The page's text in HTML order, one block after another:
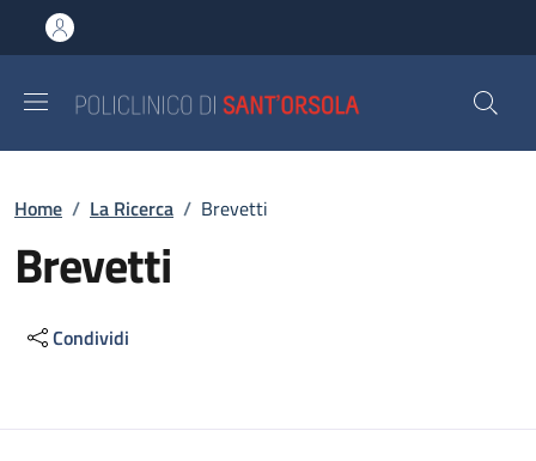
al contenuto principale
to footer content
Briciole di pane
Home / La Ricerca / Brevetti
Brevetti
Condividi